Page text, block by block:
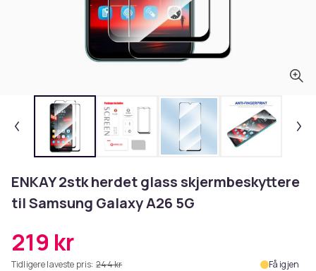
ENKAY 2stk herdet glass skjermbeskyttere
til Samsung Galaxy A26 5G
219 kr
Tidligere laveste pris: 244 kr Få igjen